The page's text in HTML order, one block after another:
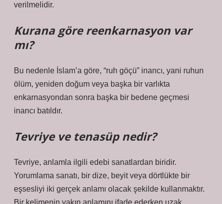
verilmelidir.
Kurana göre reenkarnasyon var
mı?
Bu nedenle İslam’a göre, “ruh göçü” inancı, yani ruhun
ölüm, yeniden doğum veya başka bir varlıkta
enkarnasyondan sonra başka bir bedene geçmesi
inancı batıldır.
Tevriye ve tenasüp nedir?
Tevriye, anlamla ilgili edebi sanatlardan biridir.
Yorumlama sanatı, bir dize, beyit veya dörtlükte bir
eşsesliyi iki gerçek anlamı olacak şekilde kullanmaktır.
Bir kelimenin yakın anlamını ifade ederken uzak